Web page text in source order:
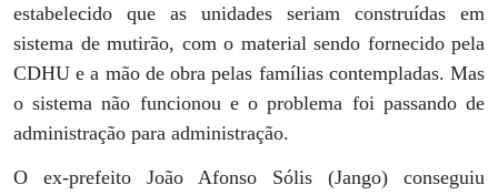
estabelecido que as unidades seriam construídas em
sistema de mutirão, com o material sendo fornecido pela
CDHU e a mão de obra pelas famílias contempladas. Mas
o sistema não funcionou e o problema foi passando de
administração para administração.
O ex-prefeito João Afonso Sólis (Jango) conseguiu